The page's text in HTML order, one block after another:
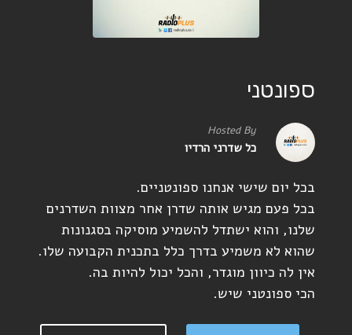
ספונטני
Hosted By
כל שדרני הרדיו
בכל יום שישי אנחנו ספונטניים.
בכל פעם מגיש אותה שדרן אחר מצוות השדרנים
שלנו, והוא ישתדל להשמיע מוסיקה בסגנונות
שהוא לא משמיע בדרך כלל בתכנית הקבועה שלו.
אין לה כיוון מוגדר, והכל יכול להיות בה.
הכי ספונטני שיש.